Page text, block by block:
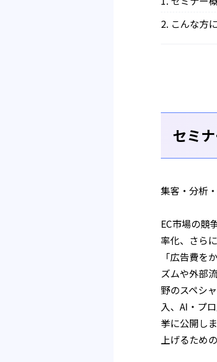
こんな方
セミ
集客・分析
EC市場の競
率化、さら
「広告費を
ズムや外部
野のスペシ
入、AI・プ
挙に公開し
上げるため